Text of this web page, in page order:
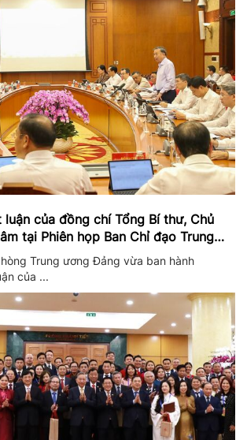
luận của đồng chí Tổng Bí thư, Chủ
tại Phiên họp Ban Chỉ đạo Trung
quyết 57
Trung ương Đảng vừa ban hành
của ...